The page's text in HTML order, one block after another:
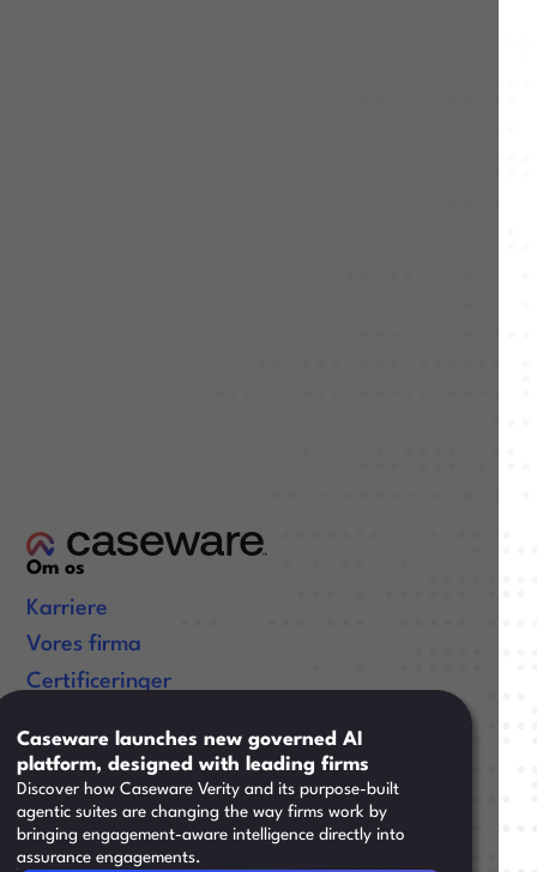
Om os
Karriere
Vores firma
Certificeringer
Nyttige links
Ressourcer
Støtte
Support
Caseware launches new governed AI
platform, designed with leading firms
Discover how Caseware Verity and its purpose-built
agentic suites are changing the way firms work by
bringing engagement-aware intelligence directly into
assurance engagements.